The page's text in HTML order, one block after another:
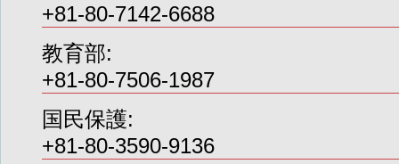
+81-80-7142-6688
教育部:
+81-80-7506-1987
国民保護:
+81-80-3590-9136